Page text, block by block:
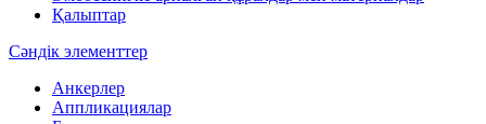
Қалыптар
Сәндік элементтер
Анкерлер
Аппликациялар